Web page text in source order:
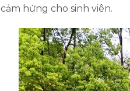
hứng cho sinh viên.